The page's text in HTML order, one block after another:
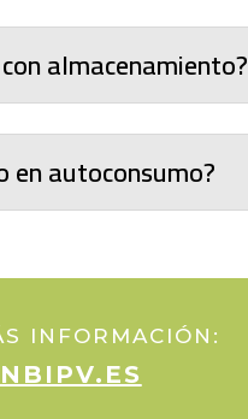
almacenamiento?
en autoconsumo?
INFORMACIÓN: